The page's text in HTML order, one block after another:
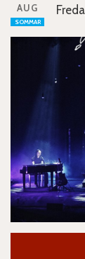
AUG
SOMMAR